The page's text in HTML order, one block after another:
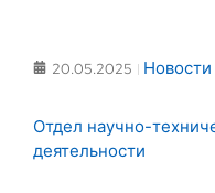
20.05.2025 Новости
Отдел научно-
деятельности